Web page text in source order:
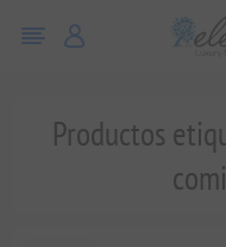
Productos